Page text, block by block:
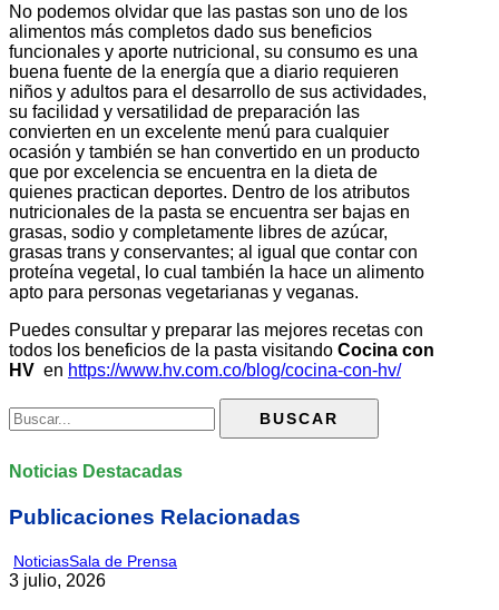
No podemos olvidar que las pastas son uno de los
alimentos más completos dado sus beneficios
funcionales y aporte nutricional, su consumo es una
buena fuente de la energía que a diario requieren
niños y adultos para el desarrollo de sus actividades,
su facilidad y versatilidad de preparación las
convierten en un excelente menú para cualquier
ocasión y también se han convertido en un producto
que por excelencia se encuentra en la dieta de
quienes practican deportes. Dentro de los atributos
nutricionales de la pasta se encuentra ser bajas en
grasas, sodio y completamente libres de azúcar,
grasas trans y conservantes; al igual que contar con
proteína vegetal, lo cual también la hace un alimento
apto para personas vegetarianas y veganas.
Puedes consultar y preparar las mejores recetas con
todos los beneficios de la pasta visitando Cocina con
HV en https://www.hv.com.co/blog/cocina-con-hv/
Noticias Destacadas
Publicaciones Relacionadas
NoticiasSala de Prensa
3 julio, 2026